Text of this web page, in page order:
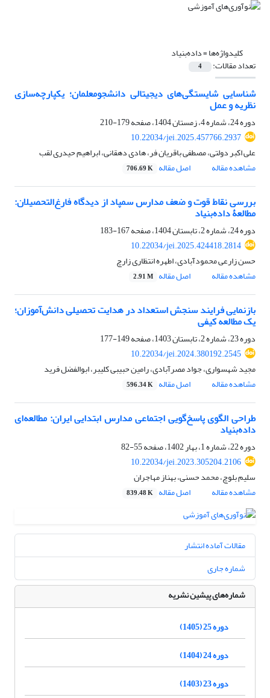
کلیدواژه‌ها =داده‌بنیاد
تعداد مقالات: 4
شناسایی شایستگی‌های دیجیتالی دانشجومعلمان؛ یکپارچه‌سازی
نظریه و عمل
دوره 24، شماره 4، زمستان 1404، صفحه
179-210
10.22034/jei.2025.457766.2937
علی اکبر دولتی، مصطفی باقریان فر، هادی دهقانی، ابراهیم حیدری لقب
مشاهده مقاله
اصل مقاله 706.69 K
بررسی نقاط قوت و ضعف مدارس سمپاد از دیدگاه فارغ‌التحصیلان:
مطالعۀ داده‌بنیاد
دوره 24، شماره 2، تابستان 1404، صفحه
167-183
10.22034/jei.2025.424418.2814
حسن زارعی محمودآبادی، اطهره انتظاری زارچ
مشاهده مقاله
اصل مقاله 2.91 M
بازنمایی فرایند سنجش استعداد در هدایت تحصیلی دانش‌آموزان؛
یک مطالعه کیفی
دوره 23، شماره 2، تابستان 1403، صفحه
149-177
10.22034/jei.2024.380192.2545
مجید شهسواری، جواد مصرآبادی، رامین حبیبی کلیبر، ابوالفضل فرید
مشاهده مقاله
اصل مقاله 596.34 K
طراحی الگوی پاسخ‌گویی اجتماعی مدارس ابتدایی ایران: مطالعه‌ای
داده‌بنیاد
دوره 22، شماره 1، بهار 1402، صفحه
55-82
10.22034/jei.2023.305204.2106
سلیم بلوچ، محمد حسنی، بهناز مهاجران
مشاهده مقاله
اصل مقاله 839.48 K
مقالات آماده انتشار
شماره جاری
شماره‌های پیشین نشریه
دوره 25 (1405)
دوره 24 (1404)
دوره 23 (1403)